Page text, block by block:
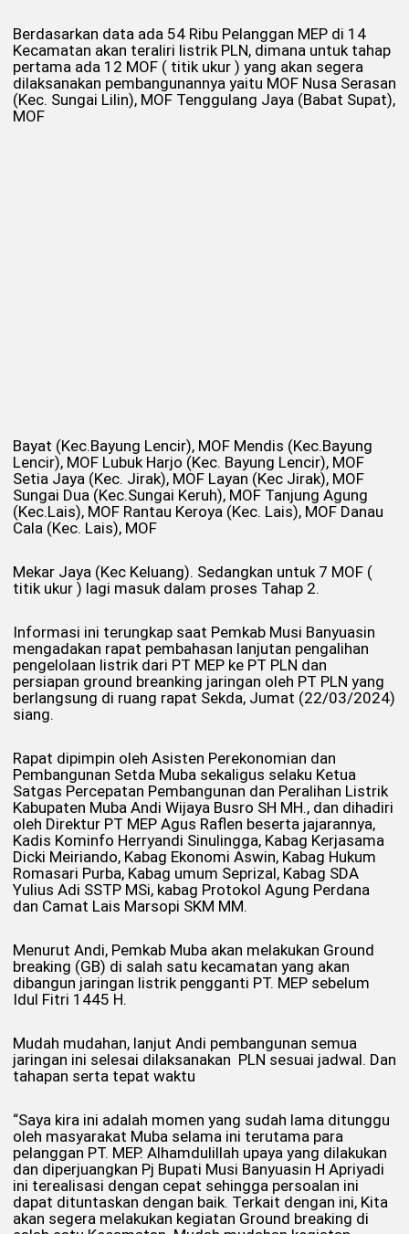
Berdasarkan data ada 54 Ribu Pelanggan MEP di 14
Kecamatan akan teraliri listrik PLN, dimana untuk tahap
pertama ada 12 MOF ( titik ukur ) yang akan segera
dilaksanakan pembangunannya yaitu MOF Nusa Serasan
(Kec. Sungai Lilin), MOF Tenggulang Jaya (Babat Supat),
MOF
Bayat (Kec.Bayung Lencir), MOF Mendis (Kec.Bayung
Lencir), MOF Lubuk Harjo (Kec. Bayung Lencir), MOF
Setia Jaya (Kec. Jirak), MOF Layan (Kec Jirak), MOF
Sungai Dua (Kec.Sungai Keruh), MOF Tanjung Agung
(Kec.Lais), MOF Rantau Keroya (Kec. Lais), MOF Danau
Cala (Kec. Lais), MOF
Mekar Jaya (Kec Keluang). Sedangkan untuk 7 MOF (
titik ukur ) lagi masuk dalam proses Tahap 2.
Informasi ini terungkap saat Pemkab Musi Banyuasin
mengadakan rapat pembahasan lanjutan pengalihan
pengelolaan listrik dari PT MEP ke PT PLN dan
persiapan ground breanking jaringan oleh PT PLN yang
berlangsung di ruang rapat Sekda, Jumat (22/03/2024)
siang.
Rapat dipimpin oleh Asisten Perekonomian dan
Pembangunan Setda Muba sekaligus selaku Ketua
Satgas Percepatan Pembangunan dan Peralihan Listrik
Kabupaten Muba Andi Wijaya Busro SH MH., dan dihadiri
oleh Direktur PT MEP Agus Raflen beserta jajarannya,
Kadis Kominfo Herryandi Sinulingga, Kabag Kerjasama
Dicki Meiriando, Kabag Ekonomi Aswin, Kabag Hukum
Romasari Purba, Kabag umum Seprizal, Kabag SDA
Yulius Adi SSTP MSi, kabag Protokol Agung Perdana
dan Camat Lais Marsopi SKM MM.
Menurut Andi, Pemkab Muba akan melakukan Ground
breaking (GB) di salah satu kecamatan yang akan
dibangun jaringan listrik pengganti PT. MEP sebelum
Idul Fitri 1445 H.
Mudah mudahan, lanjut Andi pembangunan semua
jaringan ini selesai dilaksanakan PLN sesuai jadwal. Dan
tahapan serta tepat waktu
“Saya kira ini adalah momen yang sudah lama ditunggu
oleh masyarakat Muba selama ini terutama para
pelanggan PT. MEP. Alhamdulillah upaya yang dilakukan
dan diperjuangkan Pj Bupati Musi Banyuasin H Apriyadi
ini terealisasi dengan cepat sehingga persoalan ini
dapat dituntaskan dengan baik. Terkait dengan ini, Kita
akan segera melakukan kegiatan Ground breaking di